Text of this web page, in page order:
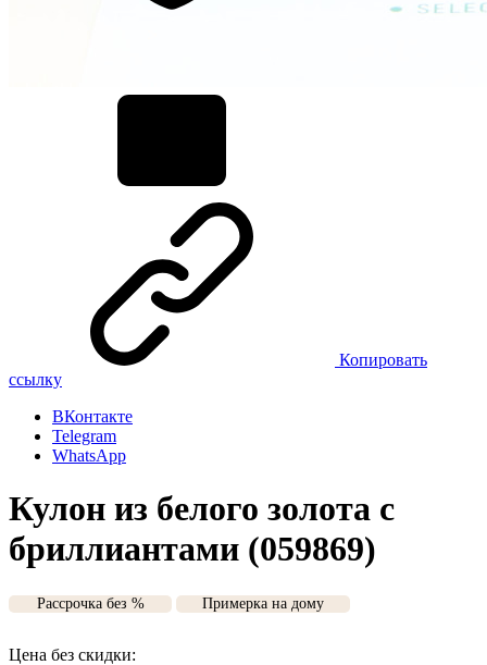
Копировать
ссылку
ВКонтакте
Telegram
WhatsApp
Кулон из белого золота с
бриллиантами (059869)
Рассрочка без % Примерка на дому
Цена без скидки: